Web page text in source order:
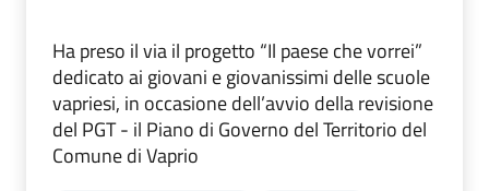
Ha preso il via il progetto “Il paese che vorrei”
dedicato ai giovani e giovanissimi delle scuole
vapriesi, in occasione dell’avvio della revisione
del PGT - il Piano di Governo del Territorio del
Comune di Vaprio